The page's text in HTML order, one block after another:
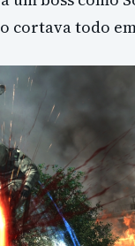
cortava todo